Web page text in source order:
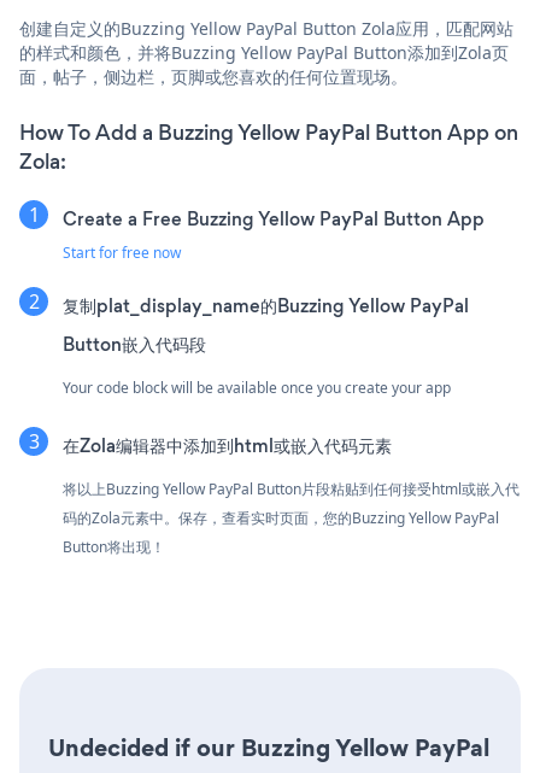
创建自定义的Buzzing Yellow PayPal Button Zola应用，匹配网站
的样式和颜色，并将Buzzing Yellow PayPal Button添加到Zola页
面，帖子，侧边栏，页脚或您喜欢的任何位置现场。
How To Add a Buzzing Yellow PayPal Button App on
Zola:
Create a Free Buzzing Yellow PayPal Button App
Start for free now
复制plat_display_name的Buzzing Yellow PayPal
Button嵌入代码段
Your code block will be available once you create your app
在Zola编辑器中添加到html或嵌入代码元素
将以上Buzzing Yellow PayPal Button片段粘贴到任何接受html或嵌入代
码的Zola元素中。保存，查看实时页面，您的Buzzing Yellow PayPal
Button将出现！
Undecided if our Buzzing Yellow PayPal